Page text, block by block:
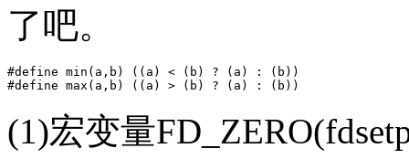
了吧。
#define min(a,b) ((a) < (b) ? (a) : (b))
(1)宏变量